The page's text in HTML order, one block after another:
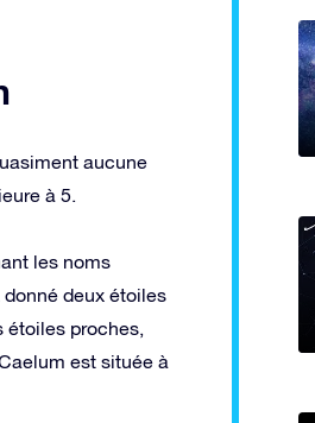
aucune
à 5.
les noms
deux étoiles
étoiles proches,
est située à